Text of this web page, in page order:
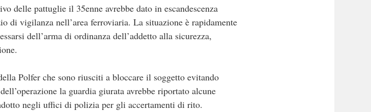
delle pattuglie il 35enne avrebbe dato in escandescenza
di vigilanza nell’area ferroviaria. La situazione è rapidamente
dell’arma di ordinanza dell’addetto alla sicurezza,
Polfer che sono riusciti a bloccare il soggetto evitando
la guardia giurata avrebbe riportato alcune
negli uffici di polizia per gli accertamenti di rito.